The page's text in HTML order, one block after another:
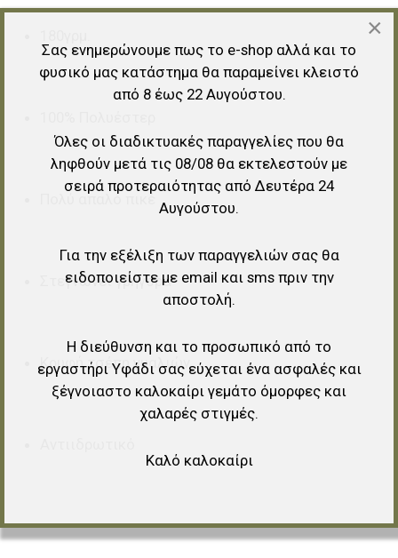
Πολύ απαλό πικέ
Στεγνώνει γρήγορα
Κρυφή τσέπη γυαλιών
×
Σας ενημερώνουμε πως το e-shop αλλά και το
φυσικό μας κατάστημα θα παραμείνει κλειστό
από 8 έως 22 Αυγούστου.
Όλες οι διαδικτυακές παραγγελίες που θα
ληφθούν μετά τις 08/08 θα εκτελεστούν με
σειρά προτεραιότητας από Δευτέρα 24
Αυγούστου.
Για την εξέλιξη των παραγγελιών σας θα
ειδοποιείστε με email και sms πριν την
αποστολή.
Η διεύθυνση και το προσωπικό από το
εργαστήρι Υφάδι σας εύχεται ένα ασφαλές και
ξέγνοιαστο καλοκαίρι γεμάτο όμορφες και
χαλαρές στιγμές.
Καλό καλοκαίρι